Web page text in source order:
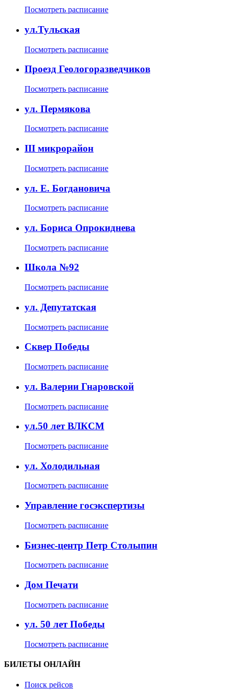
Посмотреть расписание
ул.Тульская
Посмотреть расписание
Проезд Геологоразведчиков
Посмотреть расписание
ул. Пермякова
Посмотреть расписание
III микрорайон
Посмотреть расписание
ул. Е. Богдановича
Посмотреть расписание
ул. Бориса Опрокиднева
Посмотреть расписание
Школа №92
Посмотреть расписание
ул. Депутатская
Посмотреть расписание
Сквер Победы
Посмотреть расписание
ул. Валерии Гнаровской
Посмотреть расписание
ул.50 лет ВЛКСМ
Посмотреть расписание
ул. Холодильная
Посмотреть расписание
Управление госэкспертизы
Посмотреть расписание
Бизнес-центр Петр Столыпин
Посмотреть расписание
Дом Печати
Посмотреть расписание
ул. 50 лет Победы
Посмотреть расписание
БИЛЕТЫ ОНЛАЙН
Поиск рейсов